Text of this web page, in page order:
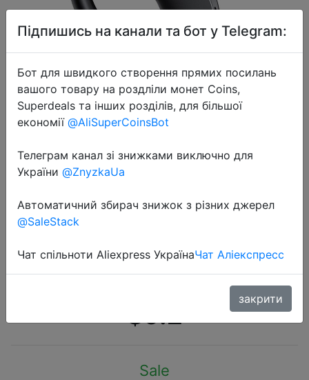
2020-12-22
Pro с ушным крючком, Bluetooth
5,0, наушники вкладыши с
вождения, встречи
$9.2
Sale
Підпишись на канали та бот у Telegram:
Бот для швидкого створення прямих посилань
вашого товару на роздліли монет Coins,
Superdeals та інших розділів, для більшої
економії @AliSuperCoinsBot
Телеграм канал зі знижками виключно для
України @ZnyzkaUa
Автоматичний збирач знижок з різних джерел
@SaleStack
Чат спільноти Aliexpress УкраїнаЧат Аліекспресс
закрити